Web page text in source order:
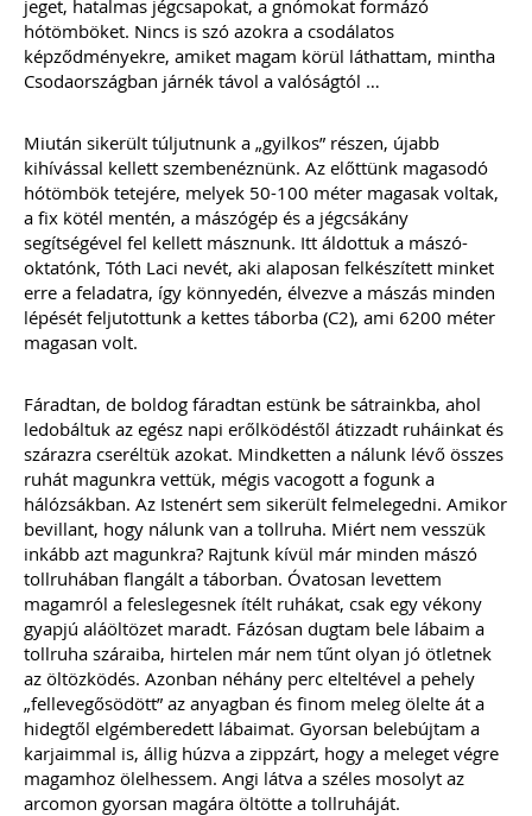
jeget, hatalmas jégcsapokat, a gnómokat formázó
hótömböket. Nincs is szó azokra a csodálatos
képződményekre, amiket magam körül láthattam, mintha
Csodaországban járnék távol a valóságtól …
Miután sikerült túljutnunk a „gyilkos” részen, újabb
kihívással kellett szembenéznünk. Az előttünk magasodó
hótömbök tetejére, melyek 50-100 méter magasak voltak,
a fix kötél mentén, a mászógép és a jégcsákány
segítségével fel kellett másznunk. Itt áldottuk a mászó-
oktatónk, Tóth Laci nevét, aki alaposan felkészített minket
erre a feladatra, így könnyedén, élvezve a mászás minden
lépését feljutottunk a kettes táborba (C2), ami 6200 méter
magasan volt.
Fáradtan, de boldog fáradtan estünk be sátrainkba, ahol
ledobáltuk az egész napi erőlködéstől átizzadt ruháinkat és
szárazra cseréltük azokat. Mindketten a nálunk lévő összes
ruhát magunkra vettük, mégis vacogott a fogunk a
hálózsákban. Az Istenért sem sikerült felmelegedni. Amikor
bevillant, hogy nálunk van a tollruha. Miért nem vesszük
inkább azt magunkra? Rajtunk kívül már minden mászó
tollruhában flangált a táborban. Óvatosan levettem
magamról a feleslegesnek ítélt ruhákat, csak egy vékony
gyapjú aláöltözet maradt. Fázósan dugtam bele lábaim a
tollruha száraiba, hirtelen már nem tűnt olyan jó ötletnek
az öltözködés. Azonban néhány perc elteltével a pehely
„fellevegősödött” az anyagban és finom meleg ölelte át a
hidegtől elgémberedett lábaimat. Gyorsan belebújtam a
karjaimmal is, állig húzva a zippzárt, hogy a meleget végre
magamhoz ölelhessem. Angi látva a széles mosolyt az
arcomon gyorsan magára öltötte a tollruháját.